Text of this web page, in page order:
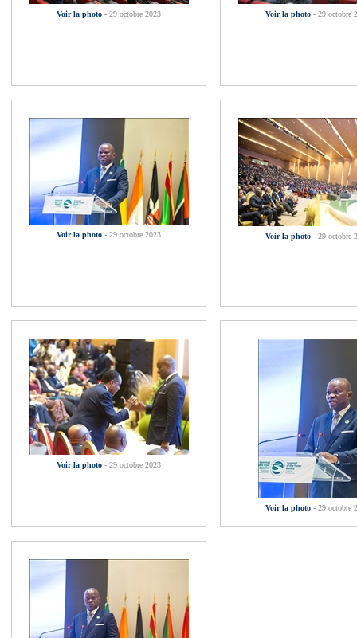
Voir la photo - 29 octobre 2023 Voir la photo - 29 octobre
Voir la photo - 29 octobre 2023 Voir la photo - 29 octobre
Voir la photo - 29 octobre 2023
Voir la photo - 29 octobre